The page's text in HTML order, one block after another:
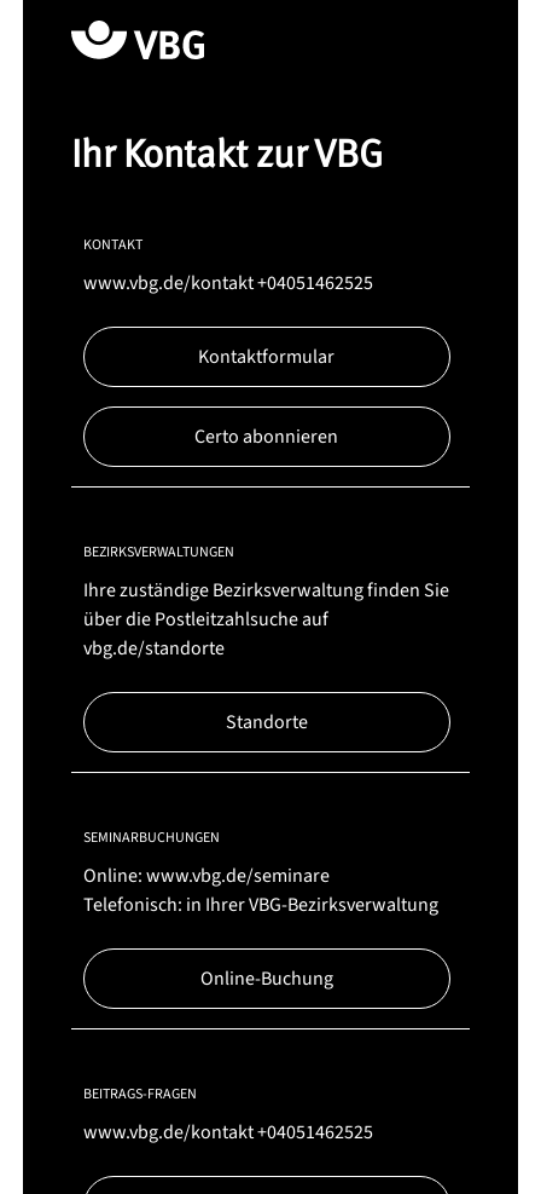
Ihr Kontakt zur VBG
KONTAKT
www.vbg.de/kontakt+04051462525
Kontaktformular
Certo abonnieren
BEZIRKSVERWALTUNGEN
Ihre zuständige Bezirksverwaltung finden Sie
über die Postleitzahlsuche auf
vbg.de/standorte
Standorte
SEMINARBUCHUNGEN
Online:www.vbg.de/seminare
Telefonisch: in Ihrer VBG-Bezirksverwaltung
Online-Buchung
BEITRAGS-FRAGEN
www.vbg.de/kontakt+04051462525